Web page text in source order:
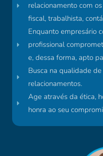
relacionamento com
fiscal, trabalhista,
Enquanto empresário
profissional
e, dessa forma, apto
Busca na qualidade
relacionamentos.
Age através da ética,
honra ao seu